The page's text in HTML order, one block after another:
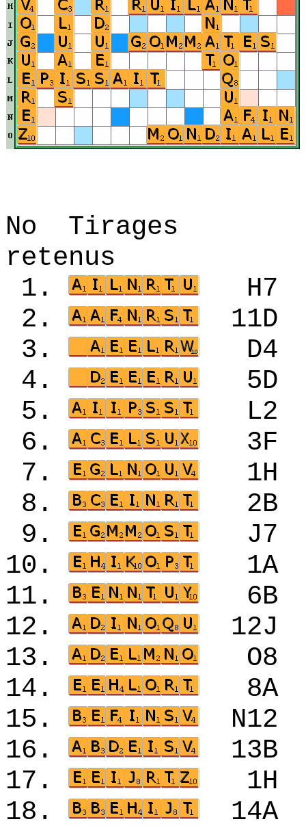
No Tirages
retenus
1.
2.
3.
4.
5.
6.
3F
7.
8.
9.
10.
11.
12.
13.
O8
14.
15.
16.
17.
18.